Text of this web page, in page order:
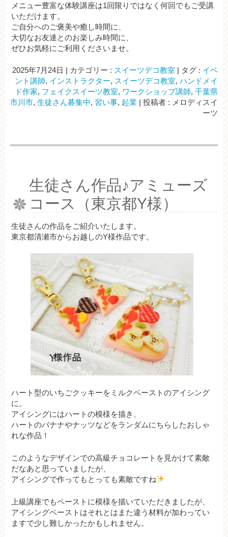
メニュー豊富な体験講座は1回限りではなく何回でもご受講
いただけます。
ご自分へのご褒美や癒し時間に、
大切なお友達とのお楽しみ時間に、
ぜひお気軽にご利用くださいませ。
2025年7月24日 | カテゴリー : スイーツデコ教室 | タグ : イベ
ント講師, インストラクター, スイーツデコ教室, ハンドメイ
ド作家, フェイクスイーツ教室, ワークショップ講師, 千葉県
市川市, 生徒さん募集中, 習い事, 起業 | 投稿者 : メロディスイ
ーツ
生徒さん作品♪アミューズ
コース（東京都Y様）
生徒さんの作品をご紹介いたします。
東京都清瀬市からお越しのY様作品です。
ハート型のいちごクッキーをミルクペーストのアイシング
に。
アイシングにはハートの模様を描き、
ハートのバナナやナッツなどをランダムにちらしたおしゃ
れな作品！
このようなデザインでの高級チョコレートを見かけて素敵
だなあと思っていましたが、
アイシングで作ってもとっても素敵ですね
上級講座でもペーストに模様を描いていただきましたが、
アイシングペーストはそれとはまた違う材料が加わってい
ますで少し難しかったかもしれません。